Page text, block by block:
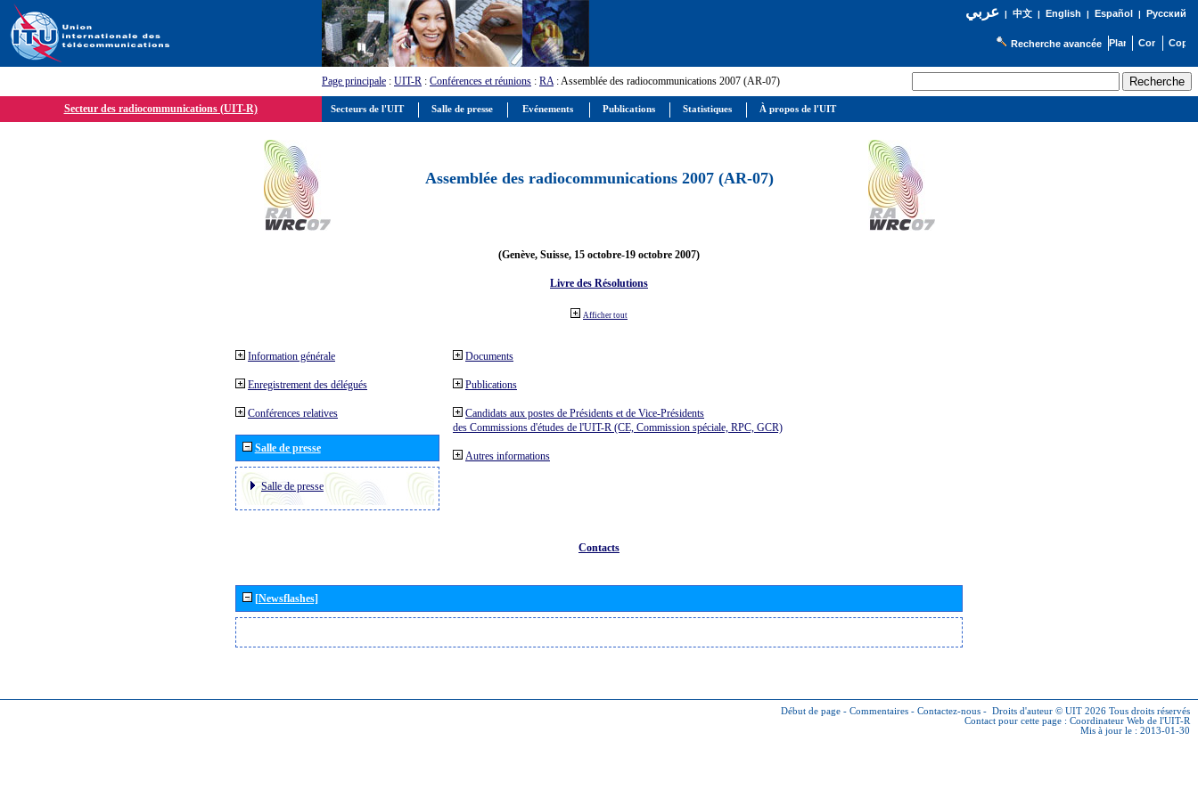
عربي| 中文| English | Español | Русский
Recherche avancée
Page principale : UIT-R : Conférences et réunions : RA: Assemblée des radiocommunications 2007 (AR-07)
Secteur des radiocommunications (UIT-R)
Assemblée des radiocommunications 2007 (AR-07)
(Genève, Suisse, 15 octobre-19 octobre 2007)
Livre des Résolutions
Afficher tout
Information générale
Enregistrement des délégués
Conférences relatives
Salle de presse
Salle de presse
Documents
Publications
Candidats aux postes de Présidents et de Vice-Présidents
des Commissions d'études de l'UIT-R (CE, Commission spéciale, RPC, GCR)
Autres informations
Contacts
[Newsflashes]
Début de page - Commentaires - Contactez-nous - Droits d'auteur © UIT 2026 Tous droits réservés
Contact pour cette page : Coordinateur Web de l'UIT-R
Mis à jour le : 2013-01-30
Secteurs de l'UIT Salle de presse Evénements Publications Statistiques À propos de l'UIT